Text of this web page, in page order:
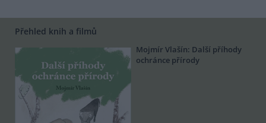
Přehled knih a filmů
Mojmír Vlašín: Další příhody
ochránce přírody